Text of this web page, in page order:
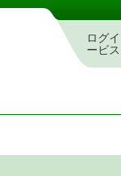
ログ
ービ